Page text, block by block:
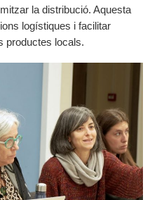
la distribució. Aquesta
logístiques i facilitar
productes locals.